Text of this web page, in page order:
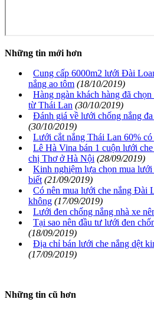
Những tin mới hơn
Cung cấp 6000m2 lưới Đài
nắng ao tôm (18/10/2019)
Hàng ngàn khách hàng đã
từ Thái Lan (30/10/2019)
Đánh giá về lưới chống nắng đa
(30/10/2019)
Lưới cắt nắng Thái Lan 60% có
Lê Hà Vina bán 1 cuộn lưới
chị Thơ ở Hà Nội (28/09/2019)
Kinh nghiệm lựa chọn mua lưới
biết (21/09/2019)
Có nên mua lưới che nắng Đài
không (17/09/2019)
Lưới đen chống nắng nhà xe
Tại sao nên đầu tư lưới đen
(18/09/2019)
Địa chỉ bán lưới che nắng dệt
(17/09/2019)
Những tin cũ hơn